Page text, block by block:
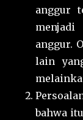
anggur
anggur.
lain
bahwa